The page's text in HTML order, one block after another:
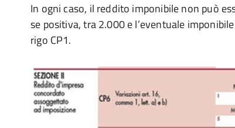
In ogni caso, il reddito imponibile non può
se positiva, tra 2.000 e l’eventuale
rigo CP1.